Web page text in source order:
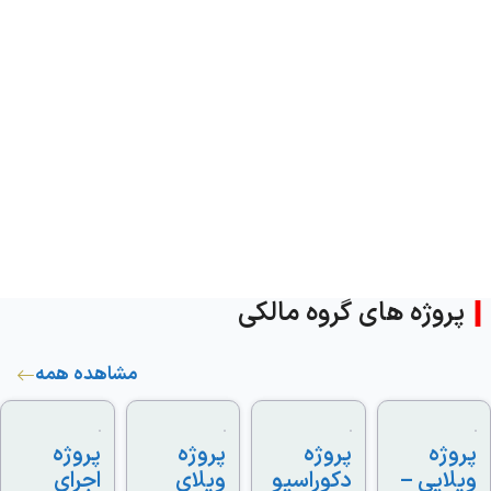
های گروه مالکی
مشاهده همه
–
پروژه
دکوراسیو
پروژه
ویلای
پروژه
اجرای